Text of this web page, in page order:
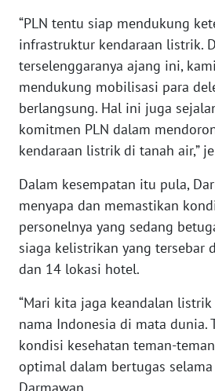
“PLN tentu siap mendukung
infrastruktur kendaraan listrik.
terselenggaranya ajang ini,
mendukung mobilisasi para
berlangsung. Hal ini juga
komitmen PLN dalam
kendaraan listrik di tanah air,”
Dalam kesempatan itu pula,
menyapa dan memastikan
personelnya yang sedang
siaga kelistrikan yang tersebar
dan 14 lokasi hotel.
“Mari kita jaga keandalan
nama Indonesia di mata dunia.
kondisi kesehatan teman-
optimal dalam bertugas selama
WN
SULBAR
WN
BABEL
WN
SUMBAR
SUMSEL
WN
BENGKULU
WN
LAMPUNG
WN
JATENG